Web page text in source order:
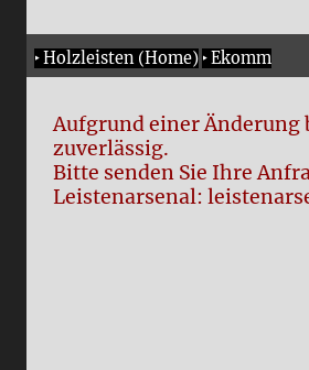
‣Holzleisten (Home) ‣Ekomm
Aufgrund einer
zuverlässig.
Bitte senden Sie Ihre
Leistenarsenal: